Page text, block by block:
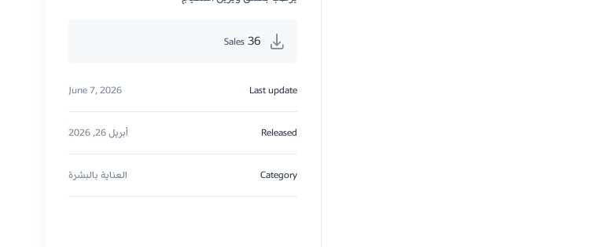
36
Sales
Last update
June 7, 2026
Released أبريل 26, 2026
Category العناية بالبشرة